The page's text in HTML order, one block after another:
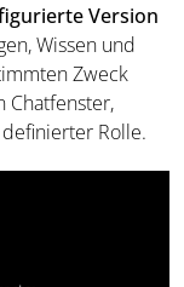
Version
Wissen und
Zweck
Chatfenster,
Rolle.